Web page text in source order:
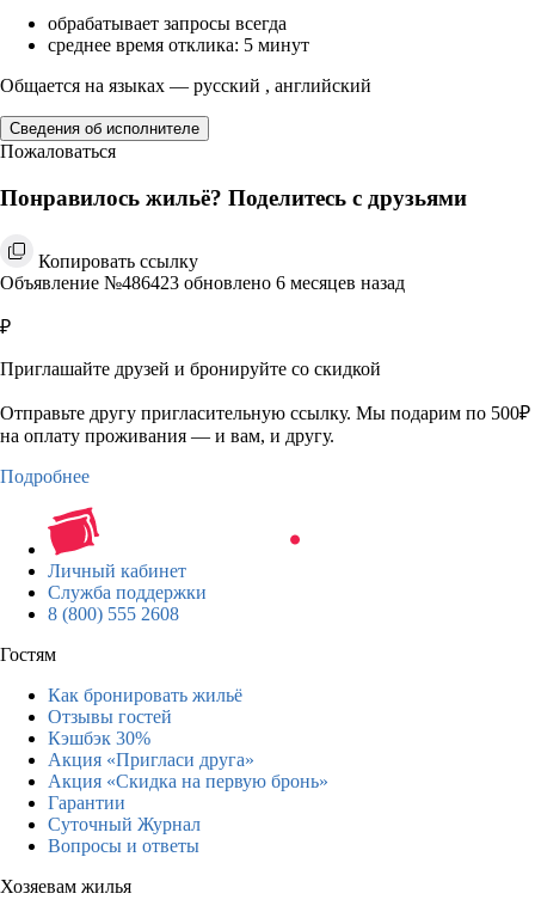
обрабатывает запросы всегда
среднее время отклика: 5 минут
Общается на языках — русский , английский
Сведения об исполнителе
Пожаловаться
Понравилось жильё? Поделитесь с друзьями
Копировать ссылку
Объявление №486423 обновлено 6 месяцев назад
₽
Приглашайте друзей и бронируйте со скидкой
Отправьте другу пригласительную ссылку. Мы подарим по 500₽
на оплату проживания — и вам, и другу.
Подробнее
Личный кабинет
Служба поддержки
8 (800) 555 2608
Гостям
Как бронировать жильё
Отзывы гостей
Кэшбэк 30%
Акция «Пригласи друга»
Акция «Скидка на первую бронь»
Гарантии
Суточный Журнал
Вопросы и ответы
Хозяевам жилья